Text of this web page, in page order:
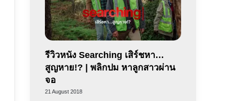
รีวิวหนัง Searching เสิร์ชหา…
สูญหาย!? | พลิกปม หาลูกสาวผ่าน
จอ
21 August 2018